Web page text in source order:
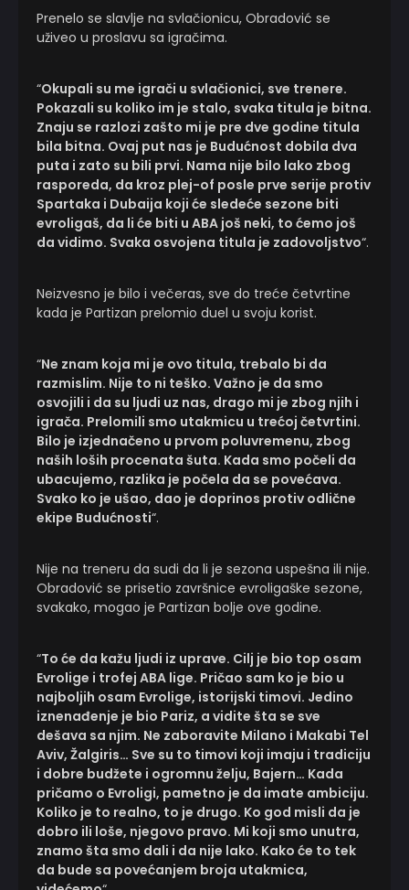
Prenelo se slavlje na svlačionicu, Obradović se
uživeo u proslavu sa igračima.
“Okupali su me igrači u svlačionici, sve trenere.
Pokazali su koliko im je stalo, svaka titula je bitna.
Znaju se razlozi zašto mi je pre dve godine titula
bila bitna. Ovaj put nas je Budućnost dobila dva
puta i zato su bili prvi. Nama nije bilo lako zbog
rasporeda, da kroz plej-of posle prve serije protiv
Spartaka i Dubaija koji će sledeće sezone biti
evroligaš, da li će biti u ABA još neki, to ćemo još
da vidimo. Svaka osvojena titula je zadovoljstvo“.
Neizvesno je bilo i večeras, sve do treće četvrtine
kada je Partizan prelomio duel u svoju korist.
“Ne znam koja mi je ovo titula, trebalo bi da
razmislim. Nije to ni teško. Važno je da smo
osvojili i da su ljudi uz nas, drago mi je zbog njih i
igrača. Prelomili smo utakmicu u trećoj četvrtini.
Bilo je izjednačeno u prvom poluvremenu, zbog
naših loših procenata šuta. Kada smo počeli da
ubacujemo, razlika je počela da se povećava.
Svako ko je ušao, dao je doprinos protiv odlične
ekipe Budućnosti“.
Nije na treneru da sudi da li je sezona uspešna ili nije.
Obradović se prisetio završnice evroligaške sezone,
svakako, mogao je Partizan bolje ove godine.
“To će da kažu ljudi iz uprave. Cilj je bio top osam
Evrolige i trofej ABA lige. Pričao sam ko je bio u
najboljih osam Evrolige, istorijski timovi. Jedino
iznenađenje je bio Pariz, a vidite šta se sve
dešava sa njim. Ne zaboravite Milano i Makabi Tel
Aviv, Žalgiris… Sve su to timovi koji imaju i tradiciju
i dobre budžete i ogromnu želju, Bajern… Kada
pričamo o Evroligi, pametno je da imate ambiciju.
Koliko je to realno, to je drugo. Ko god misli da je
dobro ili loše, njegovo pravo. Mi koji smo unutra,
znamo šta smo dali i da nije lako. Kako će to tek
da bude sa povećanjem broja utakmica,